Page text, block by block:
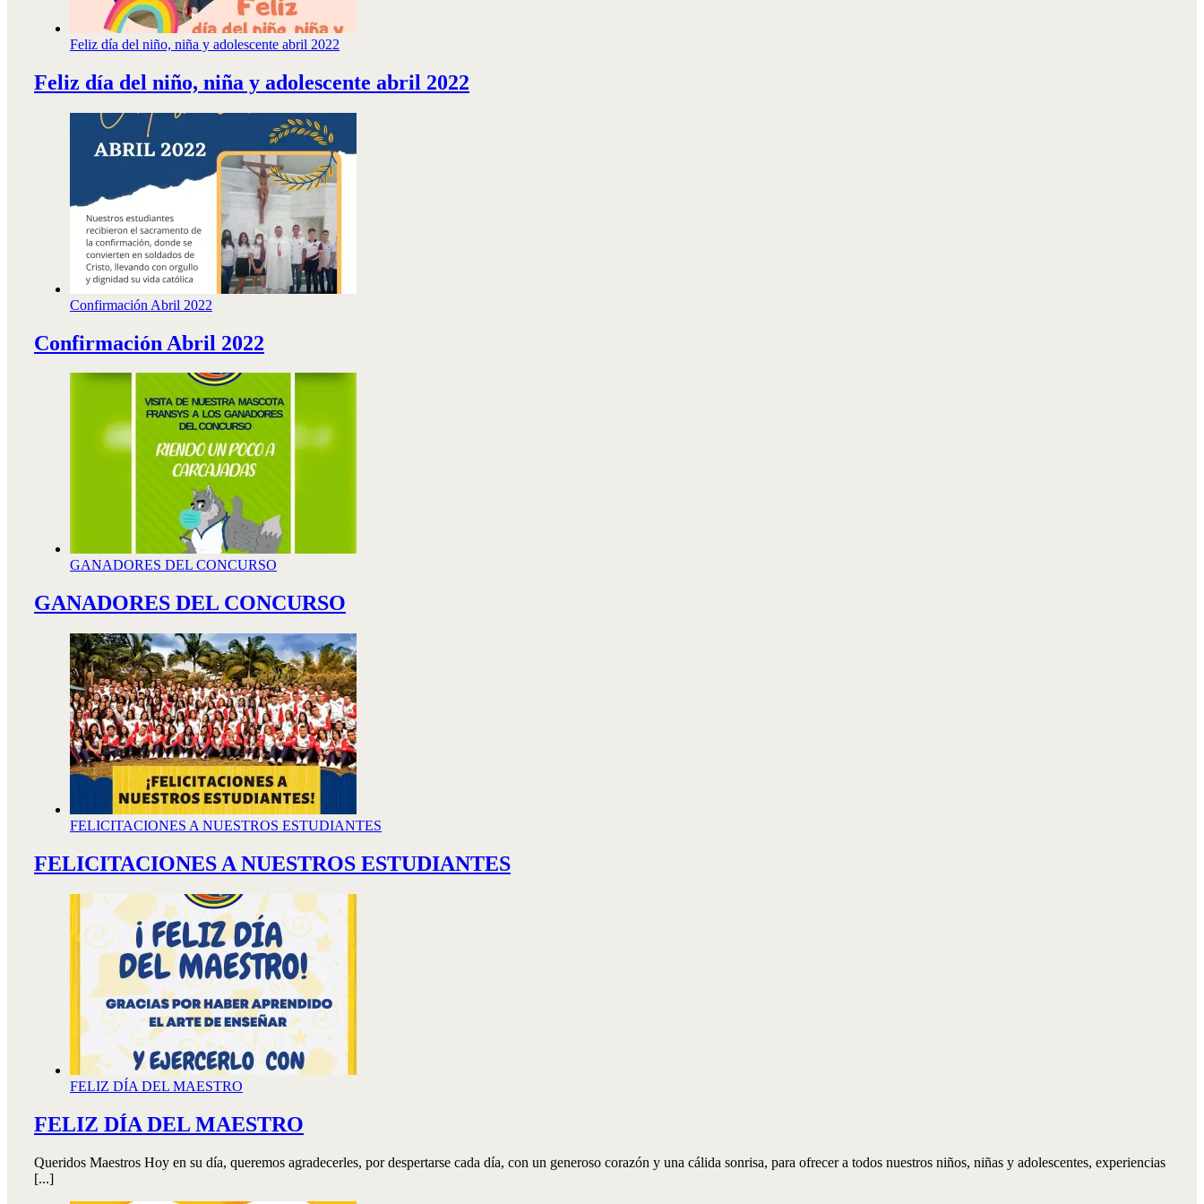
Feliz día del niño, niña y adolescente abril 2022
Feliz día del niño, niña y adolescente abril 2022
Confirmación Abril 2022
Confirmación Abril 2022
GANADORES DEL CONCURSO
GANADORES DEL CONCURSO
FELICITACIONES A NUESTROS ESTUDIANTES
FELICITACIONES A NUESTROS ESTUDIANTES
FELIZ DÍA DEL MAESTRO
FELIZ DÍA DEL MAESTRO
Queridos Maestros Hoy en su día, queremos agradecerles, por despertarse cada día, con un generoso corazón y una cálida sonrisa, para ofrecer a todos nuestros niños, niñas y adolescentes, experiencias
[...]